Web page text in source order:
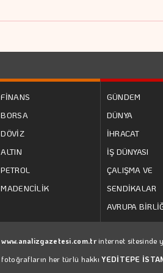
FİNANS
BORSA
DÖVİZ
ALTIN
PETROL
MADENCİLİK
GÜNDEM
DÜNYA
İHRACAT
İŞ DÜNYASI
ÇALIŞMA VE
SENDİKALAR
AVRUPA
www.analizgazetesi.com.trinternet sitesinde
fotoğrafların her türlü hakkıYEDİTEPE